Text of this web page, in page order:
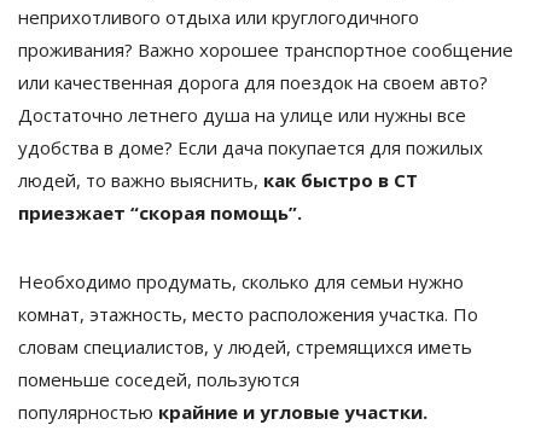
неприхотливого отдыха или круглогодичного
проживания? Важно хорошее транспортное сообщение
или качественная дорога для поездок на своем авто?
Достаточно летнего душа на улице или нужны все
удобства в доме? Если дача покупается для пожилых
людей, то важно выяснить, как быстро в СТ
приезжает “скорая помощь”.
Необходимо продумать, сколько для семьи нужно
комнат, этажность, место расположения участка. По
словам специалистов, у людей, стремящихся иметь
поменьше соседей, пользуются
популярностью крайние и угловые участки.